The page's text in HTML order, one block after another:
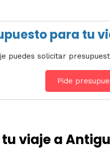
para tu
puedes solicitar
Pide
viaje a